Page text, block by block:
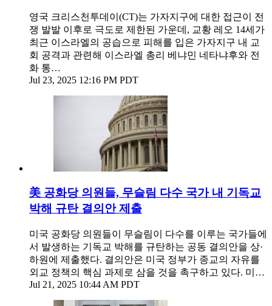
영국 크리스천투데이(CT)는 가자지구에 대한 접근이 전
쟁 발발 이후로 극도로 제한된 가운데, 교황 레오 14세가
최근 이스라엘의 공습으로 피해를 입은 가자지구 내 교
회 공격과 관련해 이스라엘 총리 베냐민 네타냐후와 전
화 통…
Jul 23, 2025 12:16 PM PDT
美 공화당 의원들, 무슬림 다수 국가 내 기독교
박해 규탄 결의안 제출
미국 공화당 의원들이 무슬림이 다수를 이루는 국가들에
서 발생하는 기독교 박해를 규탄하는 공동 결의안을 상·
하원에 제출했다. 결의안은 미국 정부가 종교의 자유를
외교 정책의 핵심 과제로 삼을 것을 촉구하고 있다. 미…
Jul 21, 2025 10:44 AM PDT